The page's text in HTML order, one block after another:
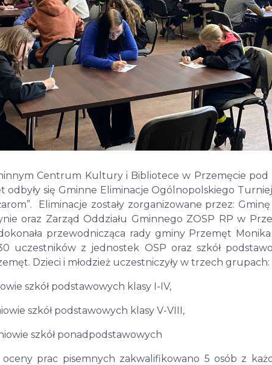
Centrum Kultury i Bibliotece w Przemęcie
odbyły się Gminne Eliminacje Ogólnopolskiego
Eliminacje zostały zorganizowane przez:
oraz Zarząd Oddziału Gminnego ZOSP RP w
przewodnicząca rady gminy Przemęt
uczestników z jednostek OSP oraz szkół
Dzieci i młodzież uczestniczyły w trzech grupach:
szkół podstawowych klasy I-IV,
szkół podstawowych klasy V-VIII,
szkół ponadpodstawowych
prac pisemnych zakwalifikowano 5 osób z